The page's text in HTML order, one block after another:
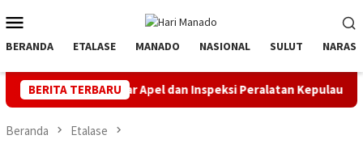
ke
kontenMobile
BERANDA ETALASE MANADO NASIONAL SULUT NARASI
BERITA TERBARU
Gelar Apel dan Inspeksi Peralatan Kepulauan Nusa Utara
Beranda Etalase